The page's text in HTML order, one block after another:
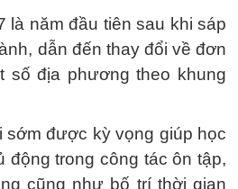
là năm đầu tiên sau khi sáp
dẫn đến thay đổi về đơn
số địa phương theo khung
sớm được kỳ vọng giúp học
động trong công tác ôn tập,
cũng như bố trí thời gian